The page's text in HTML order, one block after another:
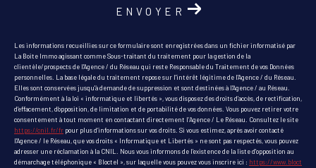
ENVOYER
Les informations recueillies sur ce formulaire sont enregistrées dans un fichier informatisé par
La Boite Immo agissant comme Sous-traitant du traitement pour la gestion de la
clientèle/prospects de l'Agence / du Réseau qui reste Responsable du Traitement de vos Données
personnelles. La base légale du traitement repose sur l'intérêt légitime de l'Agence / du Réseau.
Elles sont conservées jusqu'à demande de suppression et sont destinées à l'Agence / au Réseau.
Conformément à la loi « informatique et libertés », vous disposez des droits d’accès, de rectification,
d’effacement, d’opposition, de limitation et de portabilité de vos données. Vous pouvez retirer votre
consentement à tout moment en contactant directement l’Agence / Le Réseau. Consultez le site
https://cnil.fr/fr pour plus d’informations sur vos droits. Si vous estimez, après avoir contacté
l'Agence / le Réseau, que vos droits « Informatique et Libertés » ne sont pas respectés, vous pouvez
adresser une réclamation à la CNIL. Nous vous informons de l’existence de la liste d'opposition au
démarchage téléphonique « Bloctel », sur laquelle vous pouvez vous inscrire ici : https://www.bloct